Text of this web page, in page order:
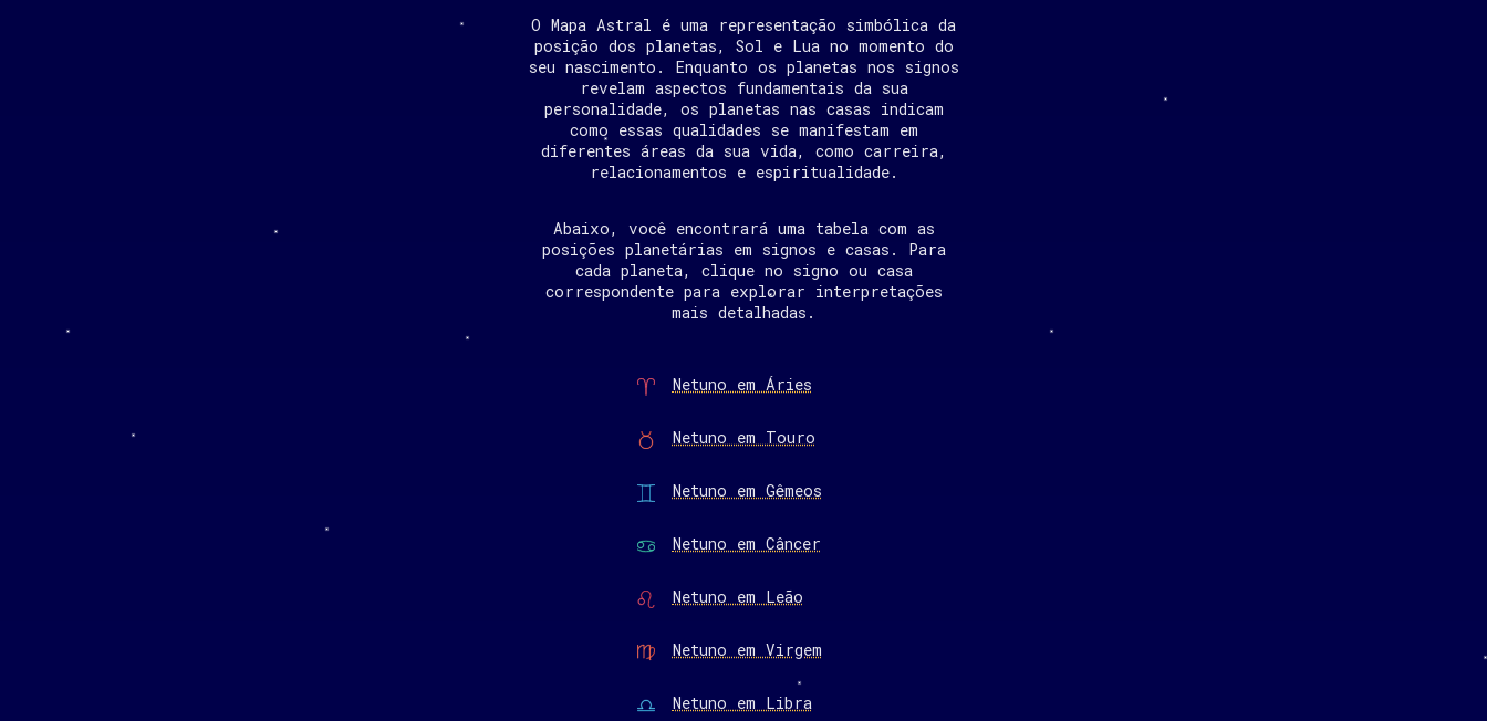
O Mapa Astral é uma representação simbólica da
posição dos planetas, Sol e Lua no momento do
seu nascimento. Enquanto os planetas nos signos
revelam aspectos fundamentais da sua
personalidade, os planetas nas casas indicam
como essas qualidades se manifestam em
diferentes áreas da sua vida, como carreira,
relacionamentos e espiritualidade.
Abaixo, você encontrará uma tabela com as
posições planetárias em signos e casas. Para
cada planeta, clique no signo ou casa
correspondente para explorar interpretações
mais detalhadas.
Netuno em Áries
Netuno em Touro
Netuno em Gêmeos
Netuno em Câncer
Netuno em Leão
Netuno em Virgem
Netuno em Libra